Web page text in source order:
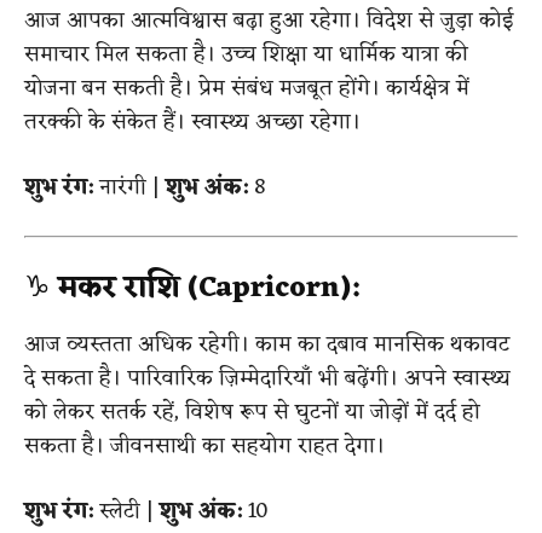
आज आपका आत्मविश्वास बढ़ा हुआ रहेगा। विदेश से जुड़ा कोई
समाचार मिल सकता है। उच्च शिक्षा या धार्मिक यात्रा की
योजना बन सकती है। प्रेम संबंध मजबूत होंगे। कार्यक्षेत्र में
तरक्की के संकेत हैं। स्वास्थ्य अच्छा रहेगा।
शुभ रंग:नारंगी |शुभ अंक:8
♑मकर राशि (Capricorn):
आज व्यस्तता अधिक रहेगी। काम का दबाव मानसिक थकावट
दे सकता है। पारिवारिक ज़िम्मेदारियाँ भी बढ़ेंगी। अपने स्वास्थ्य
को लेकर सतर्क रहें, विशेष रूप से घुटनों या जोड़ों में दर्द हो
सकता है। जीवनसाथी का सहयोग राहत देगा।
शुभ रंग:स्लेटी |शुभ अंक:10